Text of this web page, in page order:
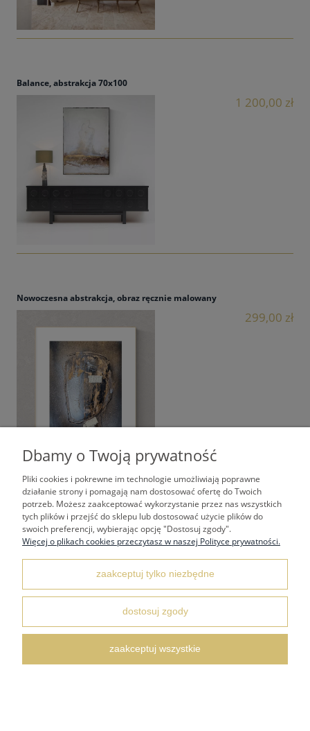
Balance, abstrakcja 70x100
1 200,00 zł
Nowoczesna abstrakcja, obraz ręcznie malowany
299,00 zł
Nowoczesna abstrakcja, obraz ręcznie malowany
299,00 zł
Dbamy o Twoją prywatność
Pliki cookies i pokrewne im technologie umożliwiają poprawne
działanie strony i pomagają nam dostosować ofertę do Twoich
potrzeb. Możesz zaakceptować wykorzystanie przez nas wszystkich
tych plików i przejść do sklepu lub dostosować użycie plików do
swoich preferencji, wybierając opcję "Dostosuj zgody".
Więcej o plikach cookies przeczytasz w naszej Polityce prywatności.
zaakceptuj tylko niezbędne
dostosuj zgody
zaakceptuj wszystkie